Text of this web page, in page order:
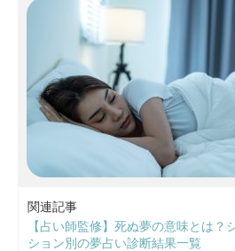
関連記事
【占い師監修】死ぬ夢の意味とは？
ション別の夢占い診断結果一覧